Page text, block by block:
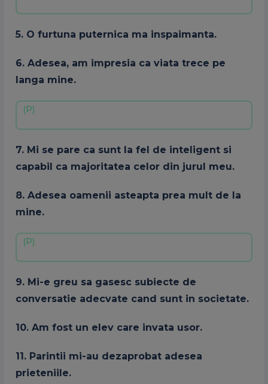
5. O furtuna puternica ma inspaimanta.
6. Adesea, am impresia ca viata trece pe
langa mine.
7. Mi se pare ca sunt la fel de inteligent si
capabil ca majoritatea celor din jurul meu.
8. Adesea oamenii asteapta prea mult de la
mine.
9. Mi-e greu sa gasesc subiecte de
conversatie adecvate cand sunt in societate.
10. Am fost un elev care invata usor.
11. Parintii mi-au dezaprobat adesea
prieteniile.